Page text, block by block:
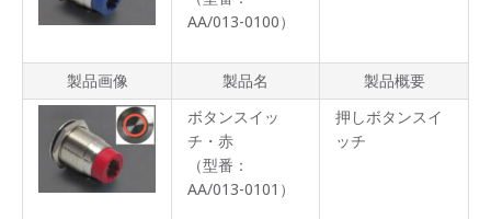
AA/013-0100）
製品画像 製品名
製品概要
ボタンスイッ
チ・赤
（型番：
AA/013-0101）
押しボタンスイ
ッチ